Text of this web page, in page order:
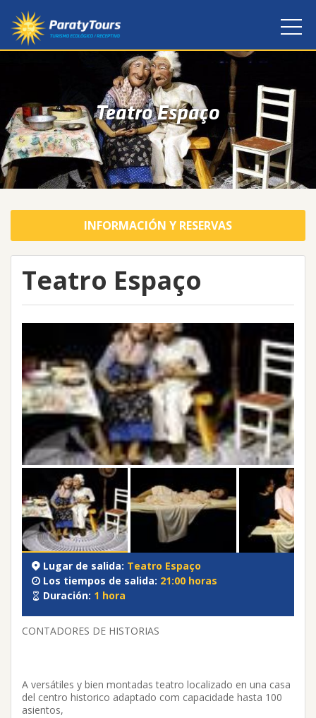
Teatro Espaço
INFORMACIÓN Y RESERVAS
Teatro Espaço
Lugar de salida: Teatro Espaço
Los tiempos de salida: 21:00 horas
Duración: 1 hora
CONTADORES DE HISTORIAS
A versátiles y bien montadas teatro localizado en una casa
del centro historico adaptado com capacidade hasta 100
asientos,